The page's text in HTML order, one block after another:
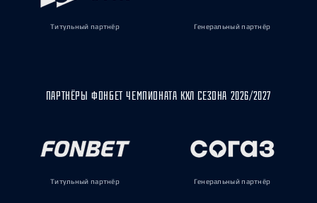
Титульный партнёр Генеральный партнёр
ПАРТНЁРЫ ФОНБЕТ ЧЕМПИОНАТА КХЛ СЕЗОНА 2026/2027
Титульный партнёр Генеральный партнёр